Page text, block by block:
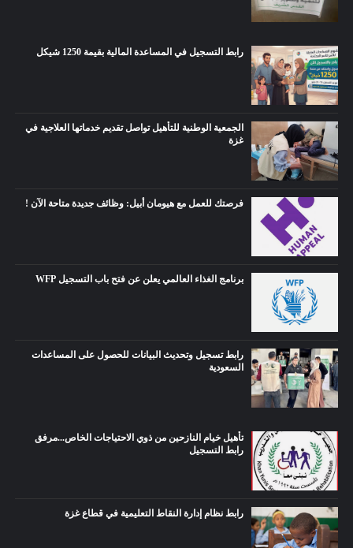
رابط التسجيل في المساعدة المالية بقيمة 1250 شيكل
الجمعية الوطنية للتأهيل تواصل تقديم خدماتها العلاجية في
غزة
فرصتك للعمل مع هيومان أبيل: وظائف جديدة متاحة الآن !
برنامج الغذاء العالمي يعلن عن فتح باب التسجيل WFP
رابط تسجيل وتحديث البيانات للحصول على المساعدات
السعودية
تأهيل خيام النازحين من ذوي الاحتياجات الخاص...مرفق
رابط التسجيل
رابط نظام إدارة النقاط التعليمية في قطاع غزة